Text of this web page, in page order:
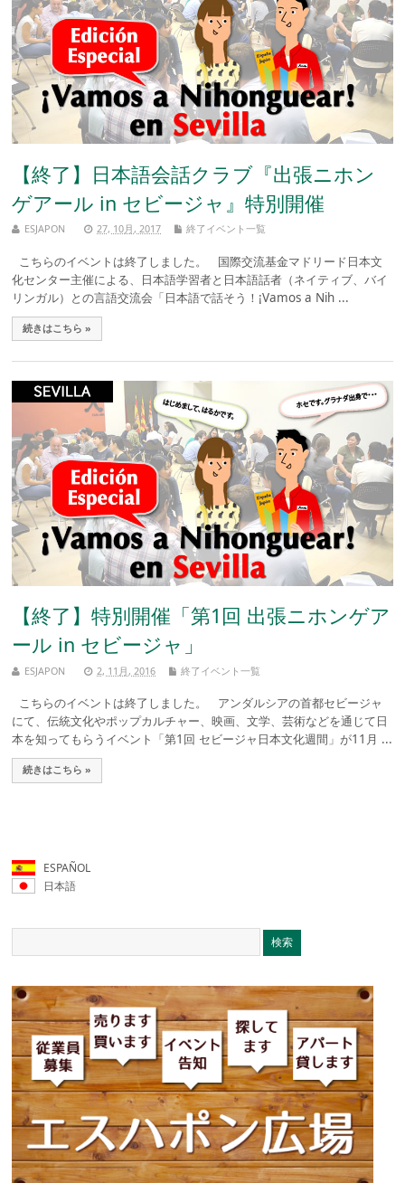
【終了】日本語会話クラブ『出張ニホン
ゲアール in セビージャ』特別開催
ESJAPON 27, 10月, 2017 終了イベント一覧
こちらのイベントは終了しました。 国際交流基金マドリード日本文
化センター主催による、日本語学習者と日本語話者（ネイティブ、バイ
リンガル）との言語交流会「日本語で話そう！¡Vamos a Nih ...
続きはこちら »
【終了】特別開催「第1回 出張ニホンゲア
ール in セビージャ」
ESJAPON 2, 11月, 2016 終了イベント一覧
こちらのイベントは終了しました。 アンダルシアの首都セビージャ
にて、伝統文化やポップカルチャー、映画、文学、芸術などを通じて日
本を知ってもらうイベント「第1回 セビージャ日本文化週間」が11月 ...
続きはこちら »
ESPAÑOL
日本語